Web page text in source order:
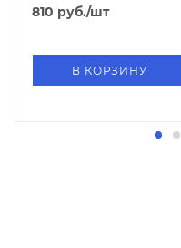
810 руб./шт
В КОРЗИНУ